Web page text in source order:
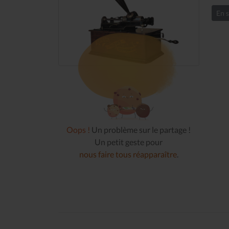
Oops ! Un problème sur le partage !
Un petit geste pour
nous faire tous réapparaître.
En